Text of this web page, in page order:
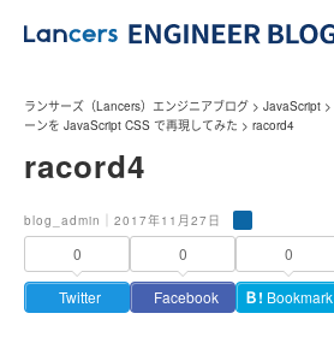
ランサーズ（Lancers）エンジニアブログ > JavaScript >
ーンを JavaScript CSS で再現してみた > racord4
racord4
blog_admin｜2017年11月27日
0
Twitter
0
Facebook
0
Ｂ! Bookmark